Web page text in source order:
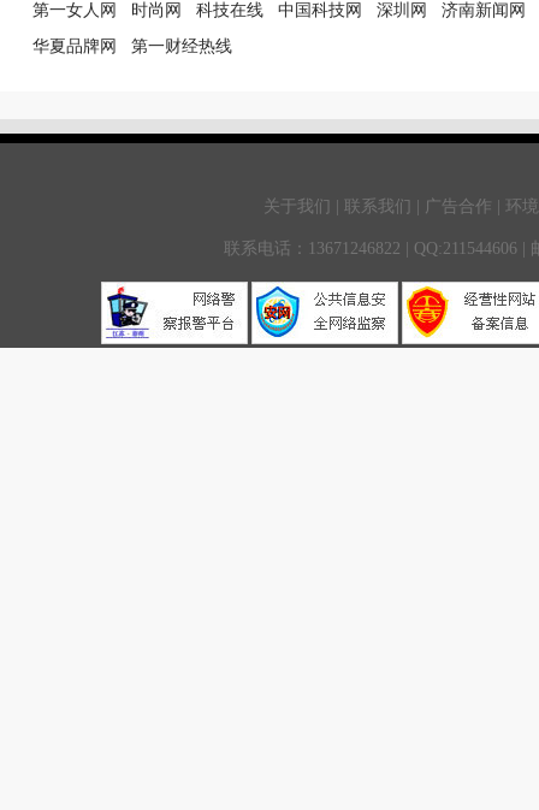
第一女人网 时尚网 科技在线 中国科技网 深圳网
济南新闻网
华夏品牌网
第一财经热线
关于我们 | 联系我们 | 广告合作 | 环
联系电话：13671246822 | QQ:211544606 |